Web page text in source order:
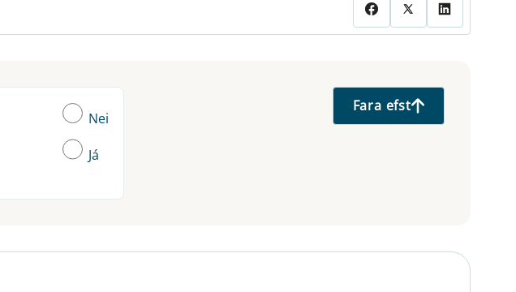
Nei
Já
Fara efst